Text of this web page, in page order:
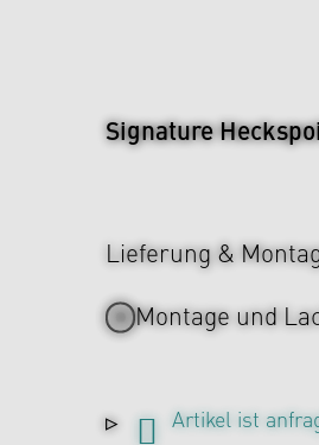
Signature
Lieferung &
Montage und
Artikel ist